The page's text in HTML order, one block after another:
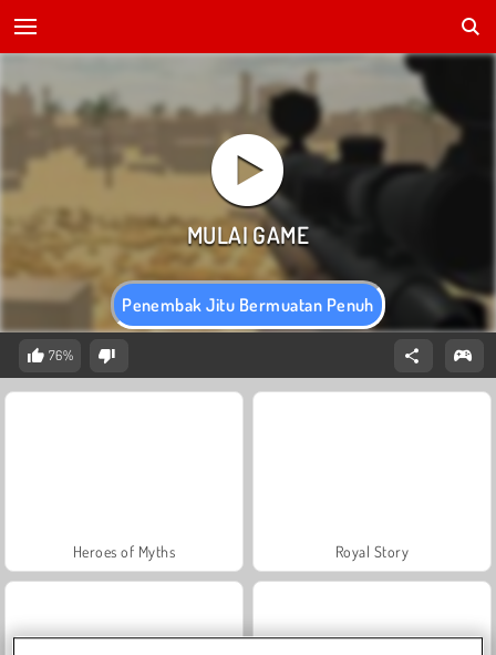
Penembak Jitu Bermuatan Penuh
76%
Heroes of Myths Royal Story